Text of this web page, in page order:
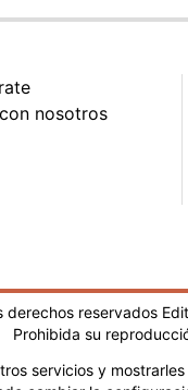
nosotros
derechos reservados
Prohibida su
servicios y